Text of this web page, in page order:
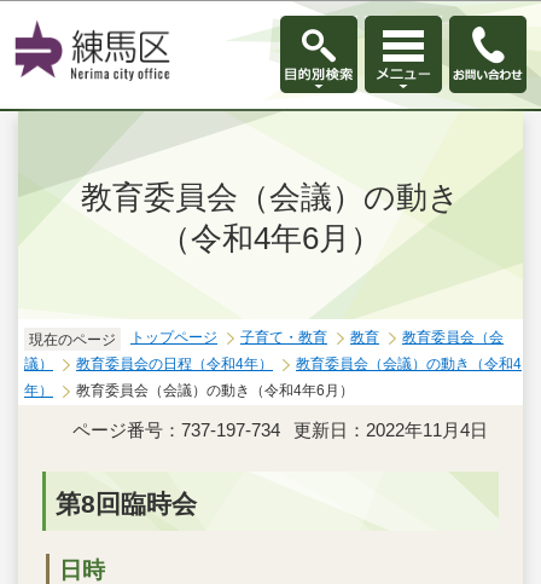
このページの本文へ移動
教育委員会（会議）の動き
（令和4年6月）
現在のページ トップページ 子育て・教育 教育
教育委員会（会
議）
教育委員会の日程（令和4年）
教育委員会（会議）の動き（令和4
年）
教育委員会（会議）の動き（令和4年6月）
ページ番号：737-197-734 更新日：2022年11月4日
第8回臨時会
日時